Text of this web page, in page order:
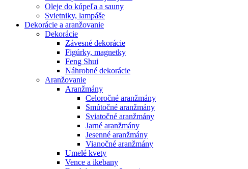
Oleje do kúpeľa a sauny
Svietniky, lampáše
Dekorácie a aranžovanie
Dekorácie
Závesné dekorácie
Figúrky, magnetky
Feng Shui
Náhrobné dekorácie
Aranžovanie
Aranžmány
Celoročné aranžmány
Smútočné aranžmány
Sviatočné aranžmány
Jarné aranžmány
Jesenné aranžmány
Vianočné aranžmány
Umelé kvety
Vence a ikebany